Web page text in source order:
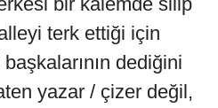
terk ettiği için
dediğini
yazar / çizer değil,